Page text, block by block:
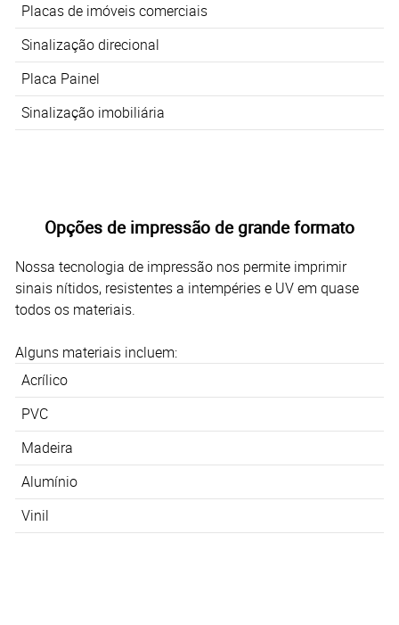
Placas de imóveis comerciais
Sinalização direcional
Placa Painel
Sinalização imobiliária
Opções de impressão de grande formato
Nossa tecnologia de impressão nos permite imprimir
sinais nítidos, resistentes a intempéries e UV em quase
todos os materiais.
Alguns materiais incluem:
Acrílico
PVC
Madeira
Alumínio
Vinil